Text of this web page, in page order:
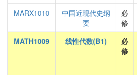
MARX1010
中国近现代史纲
要
必
修
MATH1009
线性代数(B1)
必
修